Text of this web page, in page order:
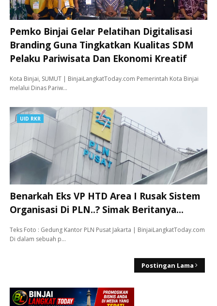
Pemko Binjai Gelar Pelatihan Digitalisasi
Branding Guna Tingkatkan Kualitas SDM
Pelaku Pariwisata Dan Ekonomi Kreatif
Kota Binjai, SUMUT | BinjaiLangkatToday.com Pemerintah Kota Binjai
melalui Dinas Pariw…
UID RKR
Benarkah Eks VP HTD Area I Rusak Sistem
Organisasi Di PLN..? Simak Beritanya...
Teks Foto : Gedung Kantor PLN Pusat Jakarta | BinjaiLangkatToday.com
Di dalam sebuah p…
Postingan Lama